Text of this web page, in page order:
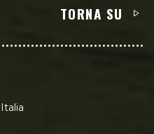
TORNA SU